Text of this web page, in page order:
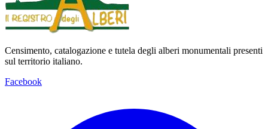
Censimento, catalogazione e tutela degli alberi monumentali presenti
sul territorio italiano.
Facebook